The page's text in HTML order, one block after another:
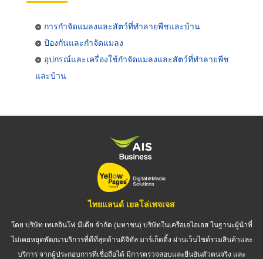
การกำจัดแมลงและสัตว์ที่ทำลายพืชและบ้าน
ป้องกันและกำจัดแมลง
อุปกรณ์และเครื่องใช้กำจัดแมลงและสัตว์ที่ทำลายพืช
และบ้าน
ไทยแลนด์ เยลโล่เพจเจส
โดย บริษัท เทเลอินโฟ มีเดีย จำกัด (มหาชน) บริษัทในเครือเอไอเอส ในฐานะผู้นำที่
ไม่เคยหยุดพัฒนาบริการที่ดีที่สุดด้านดิจิทัล มาร์เก็ตติ้ง ผ่านเว็บไซต์รวมสินค้าและ
บริการ จากผู้ประกอบการที่เชื่อถือได้ มีการตรวจสอบและยืนยันตัวตนจริง และ